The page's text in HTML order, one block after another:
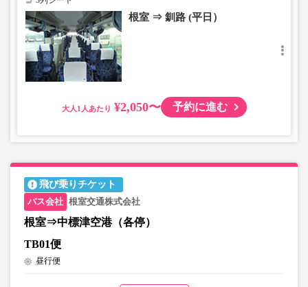
根室 ⇒ 釧路 (平日）
大人 ¥2,050〜 予約に進む
飛び乗りチケット
根室交通株式会社
根室⇒中標津空港（各停）
TB01便
昼行便